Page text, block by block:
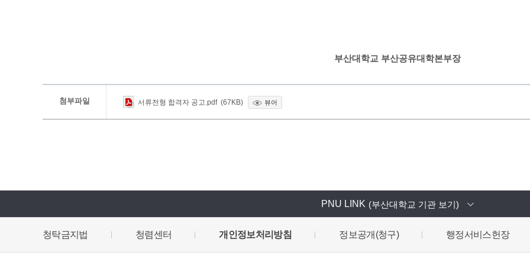
부산대학교 부산공유대학본부장
첨부파일 서류전형 합격자 공고.pdf (67KB) 뷰어
PNU LINK (부산대학교 기관 보기)
청탁금지법 청렴센터 개인정보처리방침 정보공개(청구) 행정서비스헌장